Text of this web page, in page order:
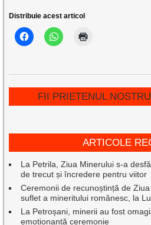
Distribuie acest articol
FII PRIETENUL
ARTICOLE
La Petrila, Ziua Minerului s-a
de trecut și încredere pentru viitor
Ceremonii de recunoștință de
suflet a mineritului românesc, la
La Petroșani, minerii au fost
emoționantă ceremonie